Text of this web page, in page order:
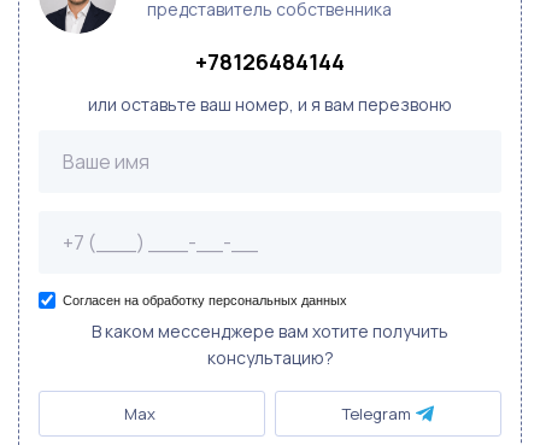
представитель собственника
+78126484144
или оставьте ваш номер, и я вам перезвоню
Согласен на обработку персональных данных
В каком мессенджере вам хотите получить
консультацию?
Max Telegram